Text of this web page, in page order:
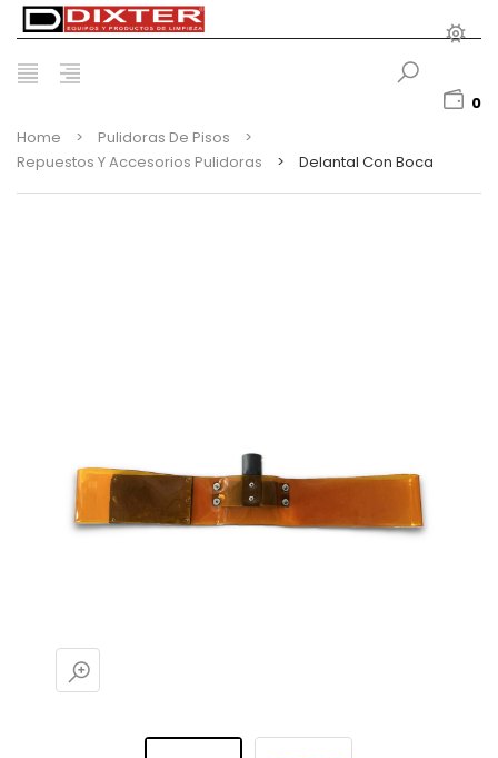
0
Home
> Pulidoras De Pisos
>
Repuestos Y Accesorios Pulidoras
> Delantal Con Boca